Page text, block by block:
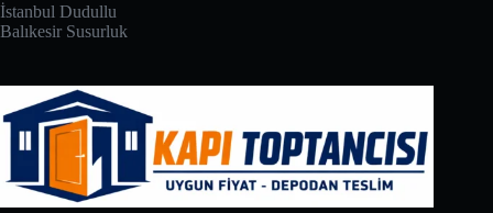
İstanbul Dudullu
Balıkesir Susurluk